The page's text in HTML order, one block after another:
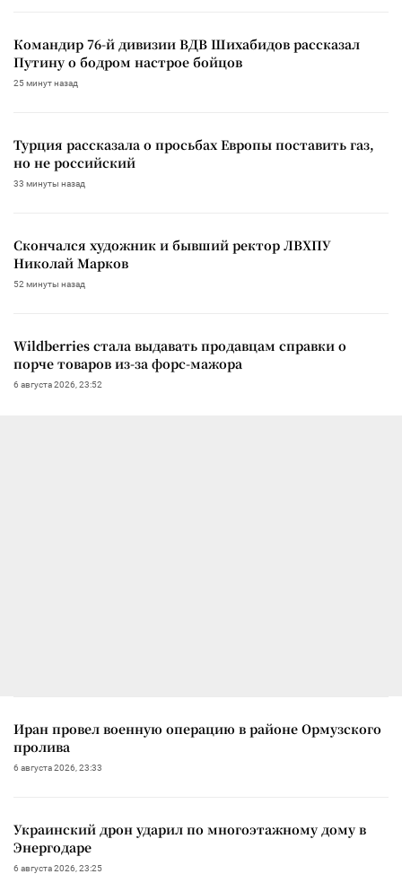
Командир 76-й дивизии ВДВ Шихабидов рассказал
Путину о бодром настрое бойцов
25 минут назад
Турция рассказала о просьбах Европы поставить газ,
но не российский
33 минуты назад
Скончался художник и бывший ректор ЛВХПУ
Николай Марков
52 минуты назад
Wildberries стала выдавать продавцам справки о
порче товаров из-за форс-мажора
6 августа 2026, 23:52
Иран провел военную операцию в районе Ормузского
пролива
6 августа 2026, 23:33
Украинский дрон ударил по многоэтажному дому в
Энергодаре
6 августа 2026, 23:25